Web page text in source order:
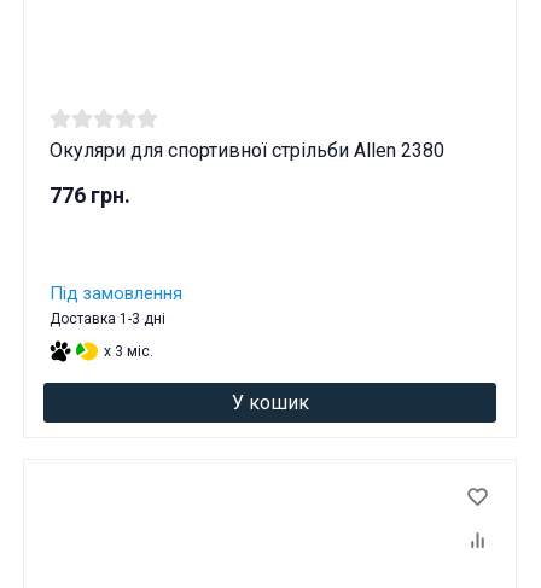
Окуляри для спортивної стрільби Allen 2380
776 грн.
Під замовлення
Доставка 1-3 дні
x 3 міс.
У кошик